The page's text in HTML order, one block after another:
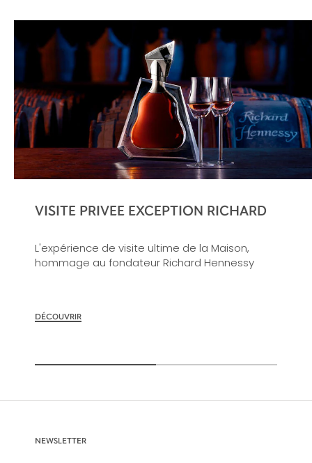
VISITE PRIVEE EXCEPTION RICHARD
L'expérience de visite ultime de la Maison,
hommage au fondateur Richard Hennessy
DÉCOUVRIR
NEWSLETTER